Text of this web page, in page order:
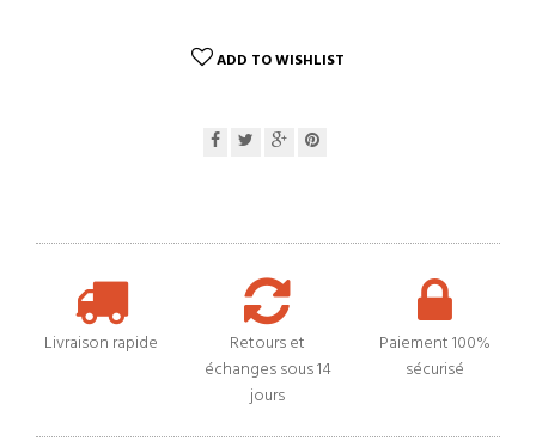
ADD TO WISHLIST
Livraison rapide
Retours et
échanges sous 14
jours
Paiement 100%
sécurisé